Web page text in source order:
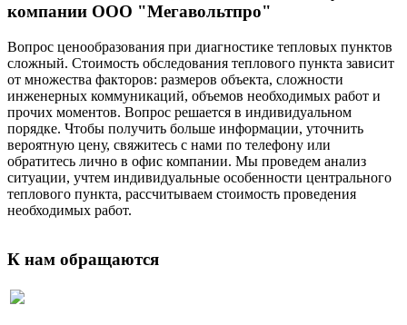
компании ООО "Мегавольтпро"
Вопрос ценообразования при диагностике тепловых пунктов
сложный. Стоимость обследования теплового пункта зависит
от множества факторов: размеров объекта, сложности
инженерных коммуникаций, объемов необходимых работ и
прочих моментов. Вопрос решается в индивидуальном
порядке. Чтобы получить больше информации, уточнить
вероятную цену, свяжитесь с нами по телефону или
обратитесь лично в офис компании. Мы проведем анализ
ситуации, учтем индивидуальные особенности центрального
теплового пункта, рассчитываем стоимость проведения
необходимых работ.
К нам обращаются